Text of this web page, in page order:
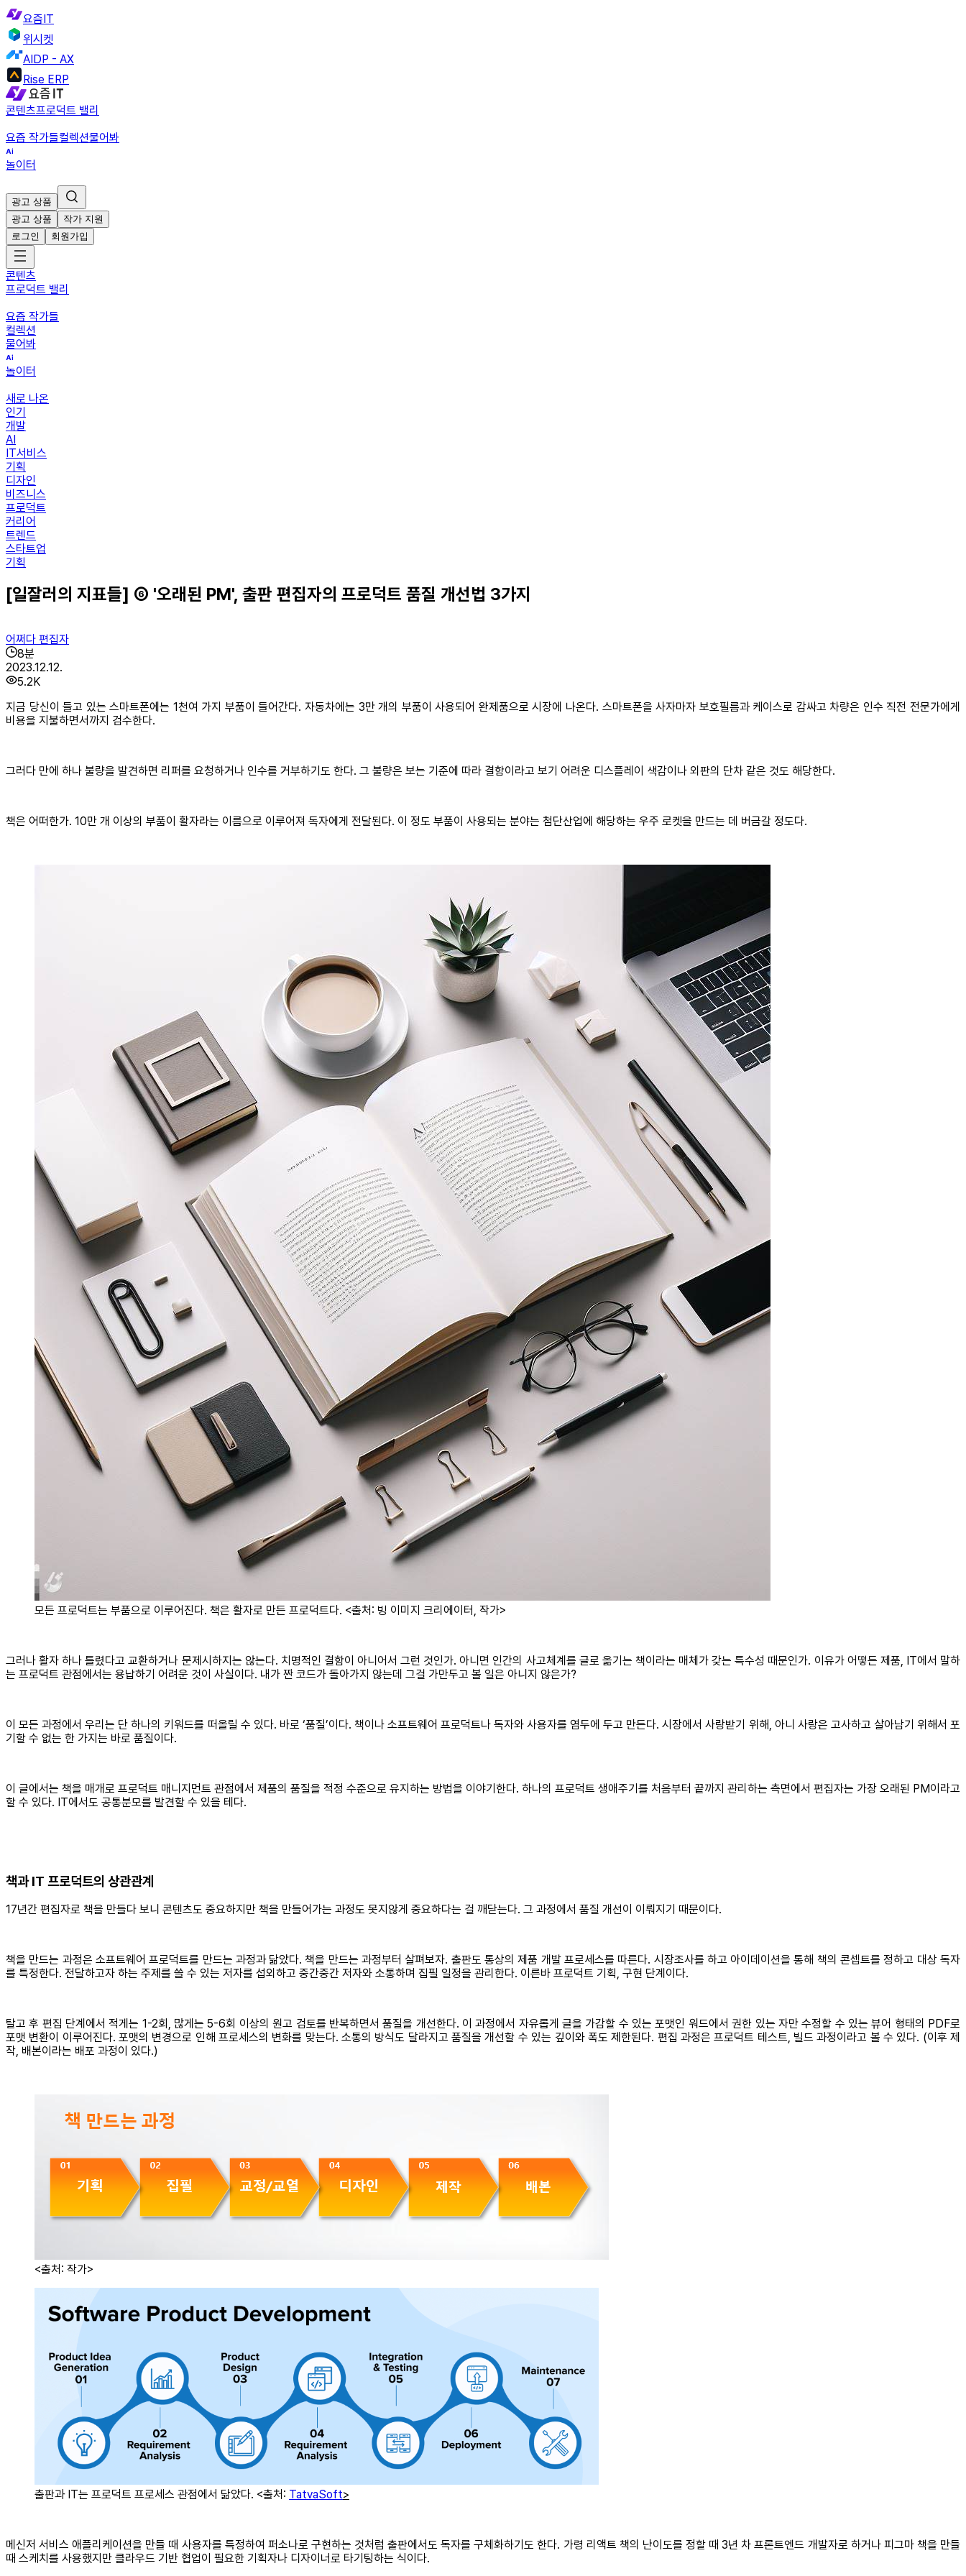
요즘IT
위시켓
AIDP - AX
Rise ERP
콘텐츠프로덕트 밸리
요즘 작가들컬렉션물어봐
놀이터
광고 상품
광고 상품
작가 지원
로그인
회원가입
콘텐츠
프로덕트 밸리
요즘 작가들
컬렉션
물어봐
놀이터
새로 나온
인기
개발
AI
IT서비스
기획
디자인
비즈니스
프로덕트
커리어
트렌드
스타트업
기획
[일잘러의 지표들] ⑥ '오래된 PM', 출판 편집자의 프로덕트 품질 개선법 3가지
어쩌다 편집자
8분
2023.12.12.
5.2K
지금 당신이 들고 있는 스마트폰에는 1천여 가지 부품이 들어간다. 자동차에는 3만 개의 부품이 사용되어 완제품으로 시장에 나온다. 스마트폰을 사자마자 보호필름과 케이스로 감싸고 차량은 인수 직전 전문가에게
비용을 지불하면서까지 검수한다.
그러다 만에 하나 불량을 발견하면 리퍼를 요청하거나 인수를 거부하기도 한다. 그 불량은 보는 기준에 따라 결함이라고 보기 어려운 디스플레이 색감이나 외판의 단차 같은 것도 해당한다.
책은 어떠한가. 10만 개 이상의 부품이 활자라는 이름으로 이루어져 독자에게 전달된다. 이 정도 부품이 사용되는 분야는 첨단산업에 해당하는 우주 로켓을 만드는 데 버금갈 정도다.
모든 프로덕트는 부품으로 이루어진다. 책은 활자로 만든 프로덕트다. <출처: 빙 이미지 크리에이터, 작가>
그러나 활자 하나 틀렸다고 교환하거나 문제시하지는 않는다. 치명적인 결함이 아니어서 그런 것인가. 아니면 인간의 사고체계를 글로 옮기는 책이라는 매체가 갖는 특수성 때문인가. 이유가 어떻든 제품, IT에서 말하
는 프로덕트 관점에서는 용납하기 어려운 것이 사실이다. 내가 짠 코드가 돌아가지 않는데 그걸 가만두고 볼 일은 아니지 않은가?
이 모든 과정에서 우리는 단 하나의 키워드를 떠올릴 수 있다. 바로 ‘품질’이다. 책이나 소프트웨어 프로덕트나 독자와 사용자를 염두에 두고 만든다. 시장에서 사랑받기 위해, 아니 사랑은 고사하고 살아남기 위해서 포
기할 수 없는 한 가지는 바로 품질이다.
이 글에서는 책을 매개로 프로덕트 매니지먼트 관점에서 제품의 품질을 적정 수준으로 유지하는 방법을 이야기한다. 하나의 프로덕트 생애주기를 처음부터 끝까지 관리하는 측면에서 편집자는 가장 오래된 PM이라고
할 수 있다. IT에서도 공통분모를 발견할 수 있을 테다.
책과 IT 프로덕트의 상관관계
17년간 편집자로 책을 만들다 보니 콘텐츠도 중요하지만 책을 만들어가는 과정도 못지않게 중요하다는 걸 깨닫는다. 그 과정에서 품질 개선이 이뤄지기 때문이다.
책을 만드는 과정은 소프트웨어 프로덕트를 만드는 과정과 닮았다. 책을 만드는 과정부터 살펴보자. 출판도 통상의 제품 개발 프로세스를 따른다. 시장조사를 하고 아이데이션을 통해 책의 콘셉트를 정하고 대상 독자
를 특정한다. 전달하고자 하는 주제를 쓸 수 있는 저자를 섭외하고 중간중간 저자와 소통하며 집필 일정을 관리한다. 이른바 프로덕트 기획, 구현 단계이다.
탈고 후 편집 단계에서 적게는 1-2회, 많게는 5-6회 이상의 원고 검토를 반복하면서 품질을 개선한다. 이 과정에서 자유롭게 글을 가감할 수 있는 포맷인 워드에서 권한 있는 자만 수정할 수 있는 뷰어 형태의 PDF로
포맷 변환이 이루어진다. 포맷의 변경으로 인해 프로세스의 변화를 맞는다. 소통의 방식도 달라지고 품질을 개선할 수 있는 깊이와 폭도 제한된다. 편집 과정은 프로덕트 테스트, 빌드 과정이라고 볼 수 있다. (이후 제
작, 배본이라는 배포 과정이 있다.)
<출처: 작가>
출판과 IT는 프로덕트 프로세스 관점에서 닮았다. <출처: TatvaSoft>
메신저 서비스 애플리케이션을 만들 때 사용자를 특정하여 퍼소나로 구현하는 것처럼 출판에서도 독자를 구체화하기도 한다. 가령 리액트 책의 난이도를 정할 때 3년 차 프론트엔드 개발자로 하거나 피그마 책을 만들
때 스케치를 사용했지만 클라우드 기반 협업이 필요한 기획자나 디자이너로 타기팅하는 식이다.